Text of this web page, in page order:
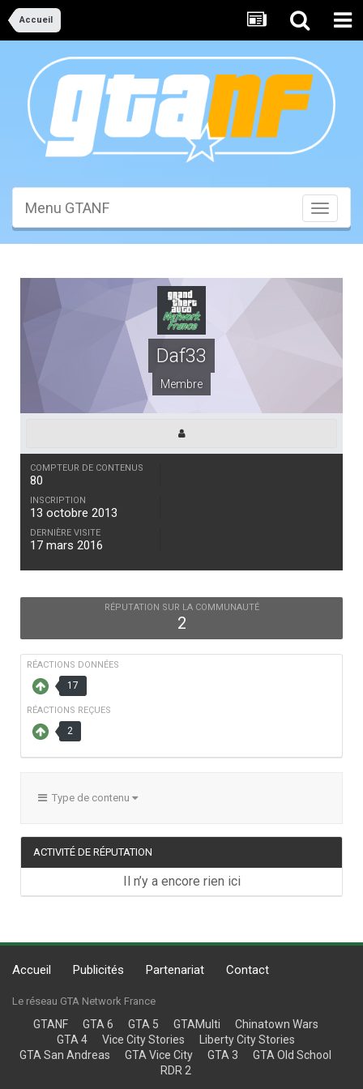
Accueil
Toggle
Menu GTANF
Daf33
Membre
COMPTEUR DE CONTENUS
80
INSCRIPTION
13 octobre 2013
DERNIÈRE VISITE
17 mars 2016
RÉPUTATION SUR LA COMMUNAUTÉ
2
RÉACTIONS DONNÉES
17
RÉACTIONS REÇUES
2
Type de contenu
ACTIVITÉ DE RÉPUTATION
Il n’y a encore rien ici
Accueil Publicités Partenariat Contact
Le réseau GTA Network France
GTANF GTA 6 GTA 5 GTAMulti
Chinatown Wars
GTA 4
Vice City Stories
Liberty City Stories
GTA San Andreas
GTA Vice City GTA 3
GTA Old School
RDR 2